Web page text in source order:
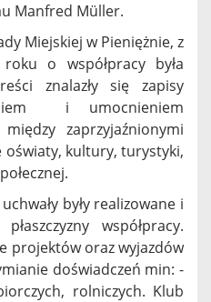
Manfred Müller.
Miejskiej w Pieniężnie, z
o współpracy była
znalazły się zapisy
i umocnieniem
zaprzyjaźnionymi
oświaty, kultury, turystyki,
były realizowane i
współpracy.
projektów oraz wyjazdów
doświadczeń min: -
rolniczych. Klub